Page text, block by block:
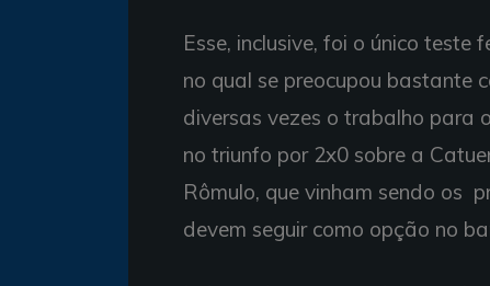
Esse, inclusive, foi o único
no qual se preocupou bastante
diversas vezes o trabalho para
no triunfo por 2x0 sobre a
Rômulo, que vinham sendo os
devem seguir como opção no